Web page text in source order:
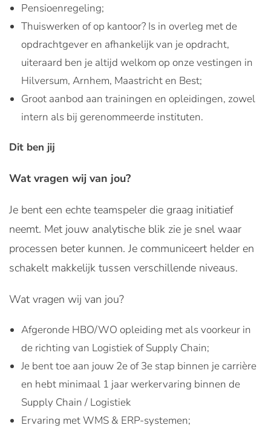
Pensioenregeling;
Thuiswerken of op kantoor? Is in overleg met de
opdrachtgever en afhankelijk van je opdracht,
uiteraard ben je altijd welkom op onze vestingen in
Hilversum, Arnhem, Maastricht en Best;
Groot aanbod aan trainingen en opleidingen, zowel
intern als bij gerenommeerde instituten.
Dit ben jij
Wat vragen wij van jou?
Je bent een echte teamspeler die graag initiatief
neemt. Met jouw analytische blik zie je snel waar
processen beter kunnen. Je communiceert helder en
schakelt makkelijk tussen verschillende niveaus.
Wat vragen wij van jou?
Afgeronde HBO/WO opleiding met als voorkeur in
de richting van Logistiek of Supply Chain;
Je bent toe aan jouw 2e of 3e stap binnen je carrière
en hebt minimaal 1 jaar werkervaring binnen de
Supply Chain / Logistiek
Ervaring met WMS & ERP-systemen;